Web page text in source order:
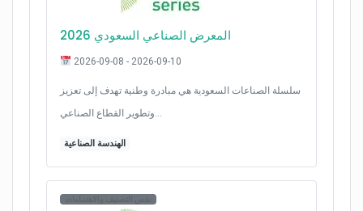
المعرض الصناعي السعودي 2026
2026-09-08 - 2026-09-10
سلسلة الصناعات السعودية هي مبادرة وطنية تهدف إلى تعزيز
وتطوير القطاع الصناعي…
الهندسة الصناعية
نفس التصنيف والاهتمامات